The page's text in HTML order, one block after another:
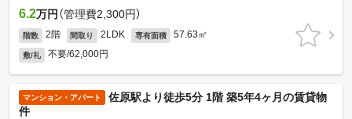
6.2万円 （管理費2,300円）
階数 2階 間取り 2LDK 専有面積 57.63㎡
敷/礼 不要/62,000円
マンション・アパート
佐原駅より徒歩5分 1階 築5年4ヶ月の賃貸物
件